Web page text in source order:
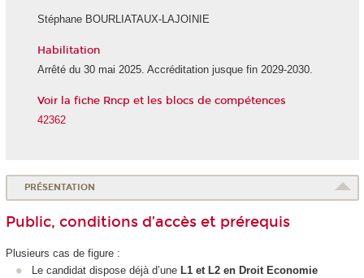
Stéphane BOURLIATAUX-LAJOINIE
Habilitation
Arrêté du 30 mai 2025. Accréditation jusque fin 2029-2030.
Voir la fiche Rncp et les blocs de compétences
42362
PRÉSENTATION
Public, conditions d’accès et prérequis
Plusieurs cas de figure :
Le candidat dispose déjà d’une L1 et L2 en Droit Economie